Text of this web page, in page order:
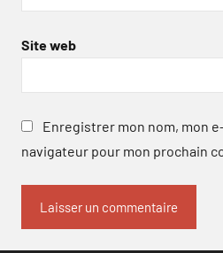
Site web
Enregistrer mon nom, mon
navigateur pour mon prochain